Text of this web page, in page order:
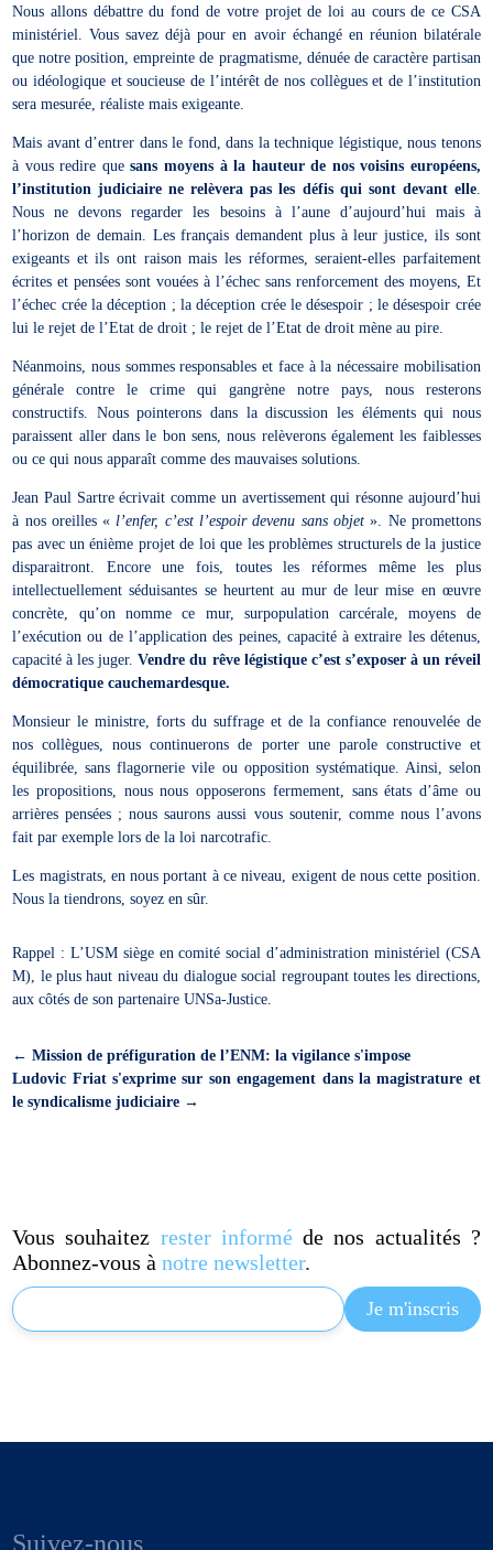
Nous allons débattre du fond de votre projet de loi au cours de ce CSA
ministériel. Vous savez déjà pour en avoir échangé en réunion bilatérale
que notre position, empreinte de pragmatisme, dénuée de caractère partisan
ou idéologique et soucieuse de l’intérêt de nos collègues et de l’institution
sera mesurée, réaliste mais exigeante.
Mais avant d’entrer dans le fond, dans la technique légistique, nous tenons
à vous redire quesans moyens à la hauteur de nos voisins européens,
l’institution judiciaire ne relèvera pas les défis qui sont devant elle.
Nous ne devons regarder les besoins à l’aune d’aujourd’hui mais à
l’horizon de demain. Les français demandent plus à leur justice, ils sont
exigeants et ils ont raison mais les réformes, seraient-elles parfaitement
écrites et pensées sont vouées à l’échec sans renforcement des moyens, Et
l’échec crée la déception ; la déception crée le désespoir ; le désespoir crée
lui le rejet de l’Etat de droit ; le rejet de l’Etat de droit mène au pire.
Néanmoins, nous sommes responsables et face à la nécessaire mobilisation
générale contre le crime qui gangrène notre pays, nous resterons
constructifs. Nous pointerons dans la discussion les éléments qui nous
paraissent aller dans le bon sens, nous relèverons également les faiblesses
ou ce qui nous apparaît comme des mauvaises solutions.
Jean Paul Sartre écrivait comme un avertissement qui résonne aujourd’hui
à nos oreilles «l’enfer, c’est l’espoir devenu sans objet». Ne promettons
pas avec un énième projet de loi que les problèmes structurels de la justice
disparaitront. Encore une fois, toutes les réformes même les plus
intellectuellement séduisantes se heurtent au mur de leur mise en œuvre
concrète, qu’on nomme ce mur, surpopulation carcérale, moyens de
l’exécution ou de l’application des peines, capacité à extraire les détenus,
capacité à les juger. Vendre du rêve légistique c’est s’exposer à un réveil
démocratique cauchemardesque.
Monsieur le ministre, forts du suffrage et de la confiance renouvelée de
nos collègues, nous continuerons de porter une parole constructive et
équilibrée, sans flagornerie vile ou opposition systématique. Ainsi, selon
les propositions, nous nous opposerons fermement, sans états d’âme ou
arrières pensées ; nous saurons aussi vous soutenir, comme nous l’avons
fait par exemple lors de la loi narcotrafic.
Les magistrats, en nous portant à ce niveau, exigent de nous cette position.
Nous la tiendrons, soyez en sûr.
Rappel : L’USM siège en comité social d’administration ministériel (CSA
M), le plus haut niveau du dialogue social regroupant toutes les directions,
aux côtés de son partenaire UNSa-Justice.
←Mission de préfiguration de l’ENM: la vigilance s'impose
Ludovic Friat s'exprime sur son engagement dans la magistrature et
le syndicalisme judiciaire →
Vous souhaitez rester informéde nos actualités ?
Abonnez-vous ànotre newsletter.
Suivez-nous